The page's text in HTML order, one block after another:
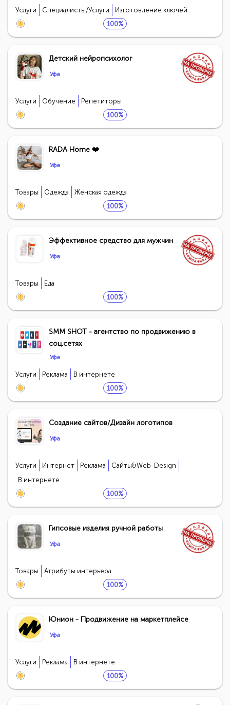
Услуги Специалисты/Услуги
Изготовление ключей
100%
Детский нейропсихолог
Уфа
Услуги Обучение
Репетиторы
100%
RADA Home ❤️
Уфа
Товары Одежда
Женская одежда
100%
Эффективное средство для мужчин
Уфа
Товары
Еда
100%
SMM SHOT - агентство по продвижению в
соц.сетях
Уфа
Услуги Реклама
В интернете
100%
Создание сайтов/Дизайн логотипов
Уфа
Услуги Интернет Реклама
Сайты&Web-Design
В интернете
100%
Гипсовые изделия ручной работы
Уфа
Товары
Атрибуты интерьера
100%
Юнион - Продвижение на маркетплейсе
Уфа
Услуги Реклама
В интернете
100%
Пополнение бартерного баланса
Просто уведомляем, что здесь Вы
пополняете свой Бартерный баланс
покупки пакета услуг нажмите
Сумма пополнения